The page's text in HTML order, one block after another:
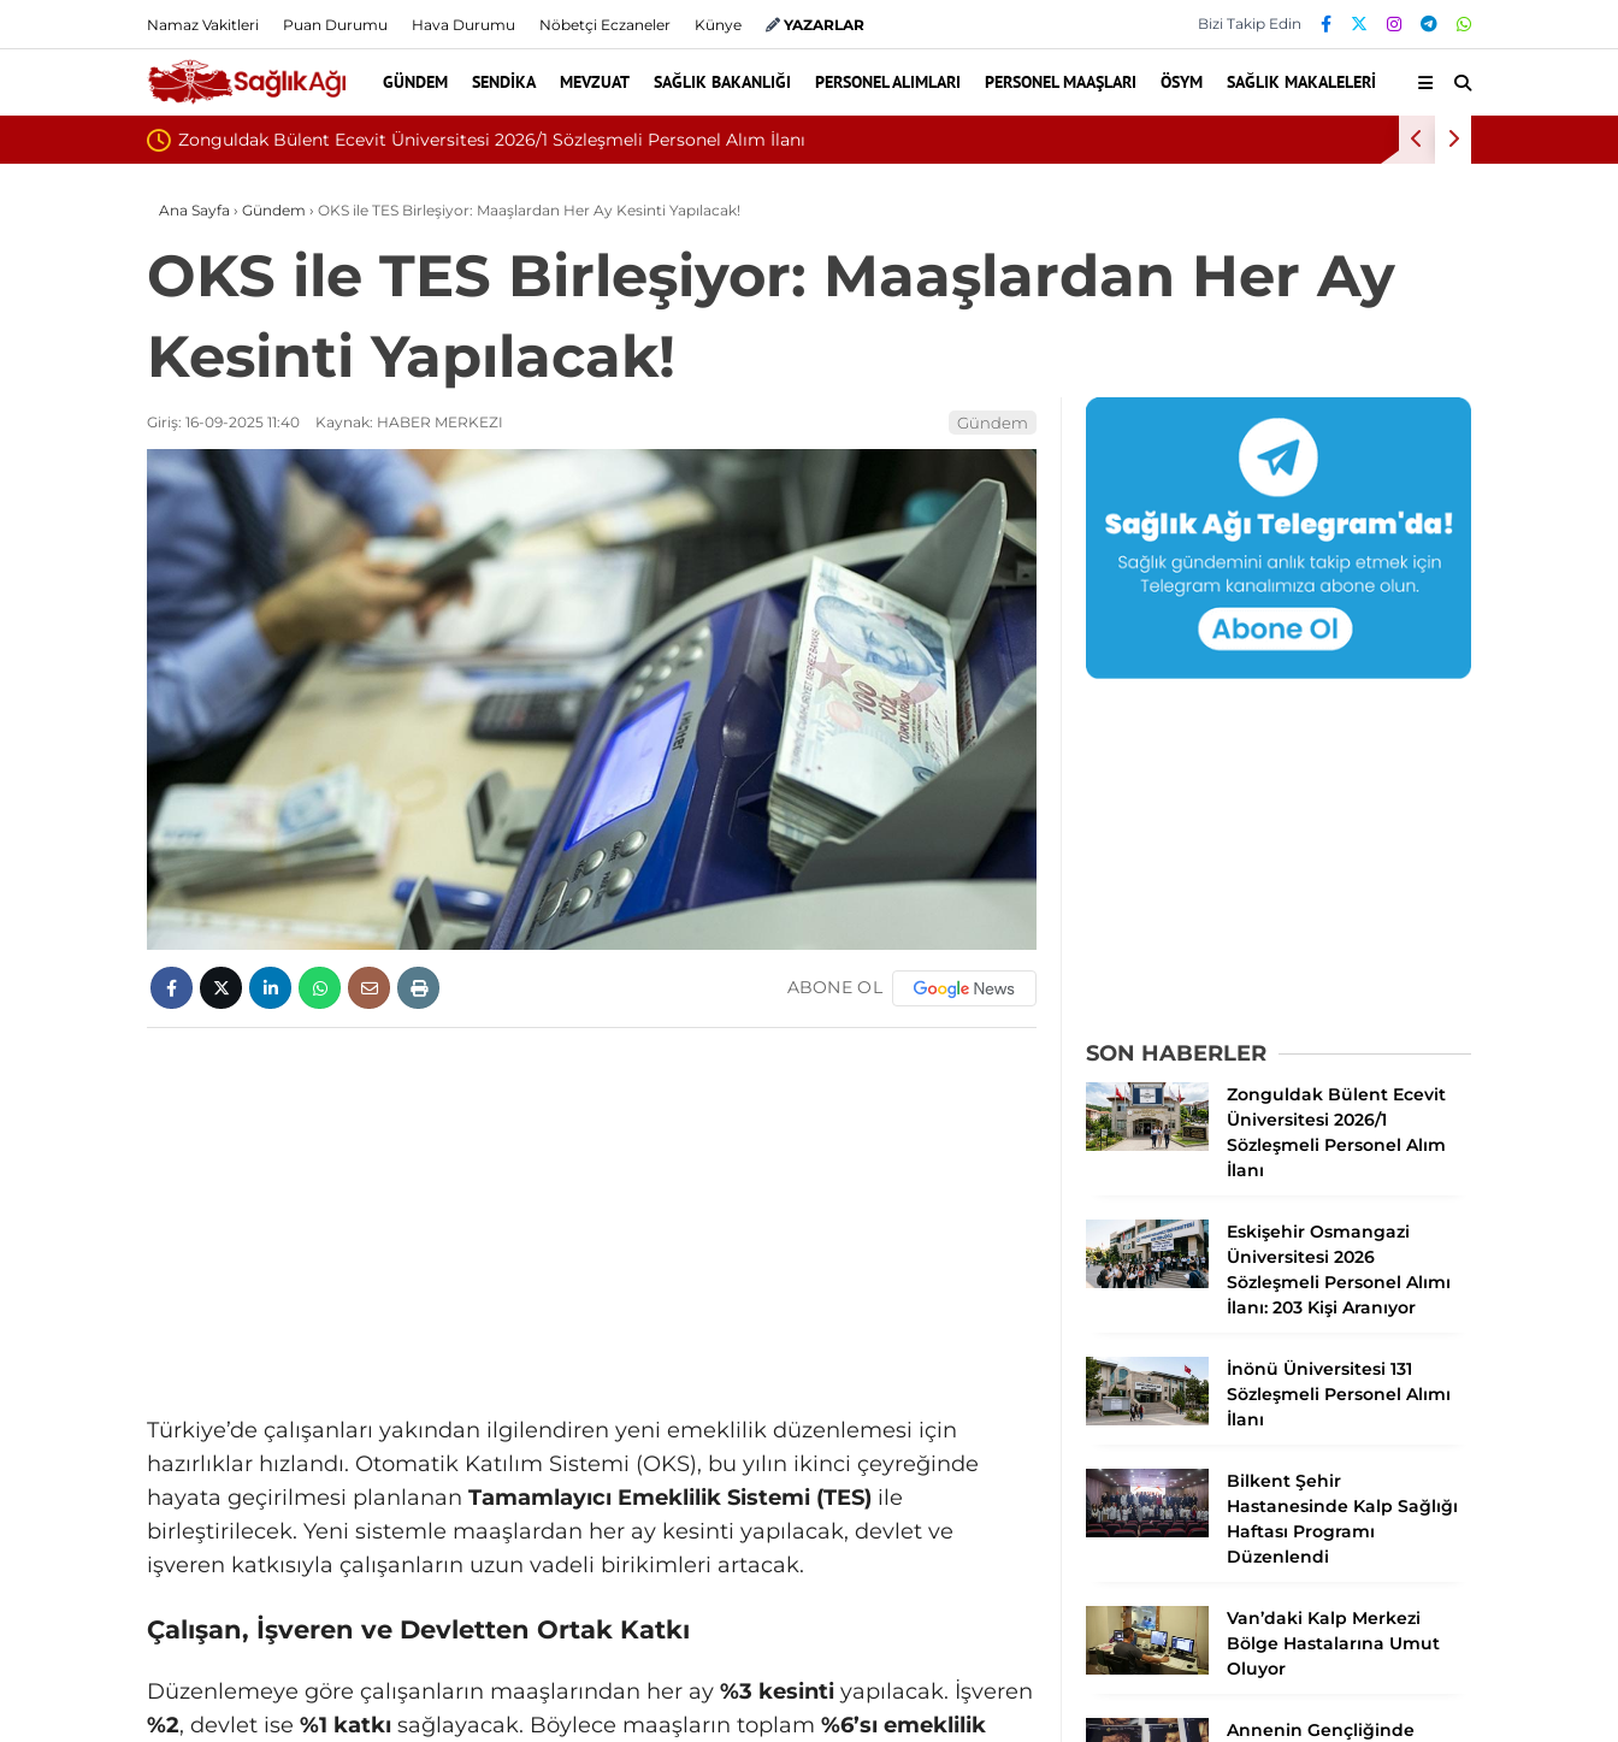
Namaz Vakitleri Puan Durumu Hava Durumu Nöbetçi Eczaneler Künye YAZARLAR Bizi Takip Edin
GÜNDEM SENDIKA MEVZUAT SAĞLIK BAKANLIĞI PERSONEL ALIMLARI PERSONEL MAAŞLARI ÖSYM SAĞLIK MAKALELERI
Eskişehir Osmangazi Üniversitesi 2026 Sözleşmeli Personel Alımı İlanı: 203 Kişi Aranıyor
Ana Sayfa › Gündem › OKS ile TES Birleşiyor: Maaşlardan Her Ay Kesinti Yapılacak!
OKS ile TES Birleşiyor: Maaşlardan Her Ay
Kesinti Yapılacak!
Giriş: 16-09-2025 11:40 Kaynak: HABER MERKEZI Gündem
ABONE OL
Türkiye’de çalışanları yakından ilgilendiren yeni emeklilik düzenlemesi için
hazırlıklar hızlandı. Otomatik Katılım Sistemi (OKS), bu yılın ikinci çeyreğinde
hayata geçirilmesi planlanan Tamamlayıcı Emeklilik Sistemi (TES) ile
birleştirilecek. Yeni sistemle maaşlardan her ay kesinti yapılacak, devlet ve
işveren katkısıyla çalışanların uzun vadeli birikimleri artacak.
Çalışan, İşveren ve Devletten Ortak Katkı
Düzenlemeye göre çalışanların maaşlarından her ay %3 kesinti yapılacak. İşveren
%2, devlet ise %1 katkı sağlayacak. Böylece maaşların toplam %6’sı emeklilik
SON HABERLER
Zonguldak Bülent Ecevit
Üniversitesi 2026/1
Sözleşmeli Personel Alım
İlanı
Eskişehir Osmangazi
Üniversitesi 2026
Sözleşmeli Personel Alımı
İlanı: 203 Kişi Aranıyor
İnönü Üniversitesi 131
Sözleşmeli Personel Alımı
İlanı
Bilkent Şehir
Hastanesinde Kalp Sağlığı
Haftası Programı
Düzenlendi
Van’daki Kalp Merkezi
Bölge Hastalarına Umut
Oluyor
Annenin Gençliğinde